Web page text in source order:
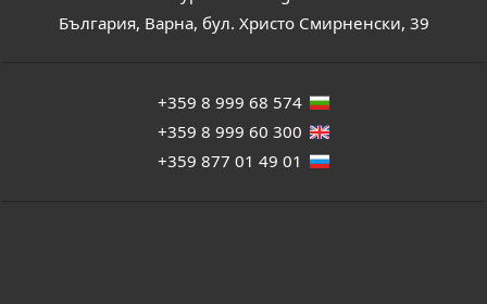
България, Варна, бул. Христо Смирненски, 39
+359 8 999 68 574
+359 8 999 60 300
+359 877 01 49 01